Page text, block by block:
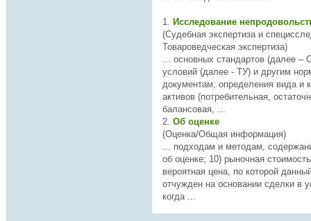
1.
(Судебная экспертиза и
Товароведческая экспертиза)
... основных стандартов (далее –
условий (далее - ТУ) и другим
документам; определения вида и категории стоимости
активов (потребительная,
балансовая, ...
2. Об оценке
(Оценка/Общая информация)
... подходам и методам,
об оценке; 10) рыночная
вероятная цена, по которой
отчужден на основании сделки в
когда ...